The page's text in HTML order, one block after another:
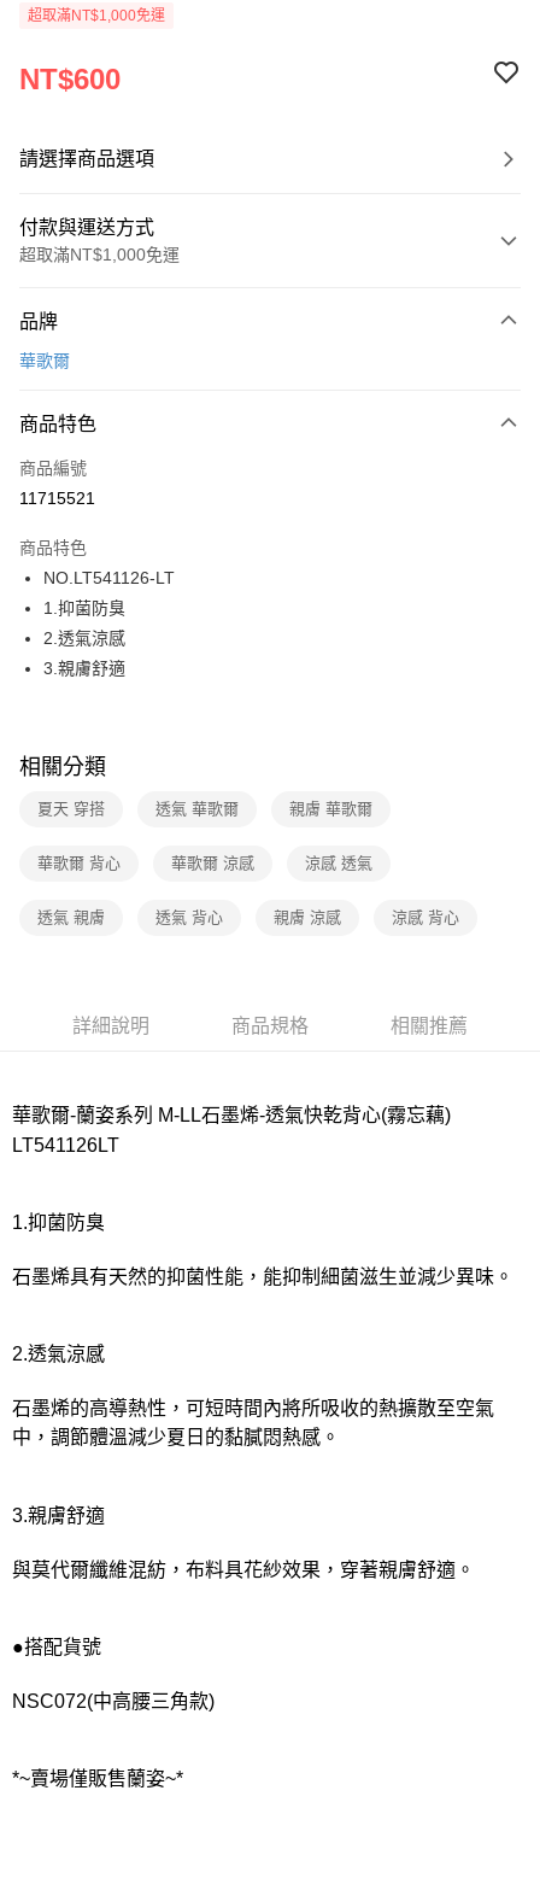
超取滿NT$1,000免運
NT$600
請選擇商品選項
付款與運送方式
超取滿NT$1,000免運
信用卡一次付款
LINE Pay
街口支付
運送方式
全家取貨付款
每筆NT$80，滿NT$1,000(含以上)免運費
7-11取貨付款
每筆NT$80，滿NT$1,000(含以上)免運費
每筆NT$80，滿NT$1,000(含以上)免運費
宅配
每筆NT$220
每筆NT$80，滿NT$1,000(含以上)免運費
品牌
華歌爾
商品特色
商品編號
11715521
商品特色
NO.LT541126-LT
1.抑菌防臭
2.透氣涼感
3.親膚舒適
相關分類
夏天 穿搭 透氣 華歌爾 親膚 華歌爾
華歌爾 背心 華歌爾 涼感 涼感 透氣
透氣 親膚 透氣 背心 親膚 涼感 涼感 背心
詳細說明 商品規格 相關推薦
華歌爾-蘭姿系列 M-LL石墨烯-透氣快乾背心(霧忘藕)
LT541126LT
1.抑菌防臭
石墨烯具有天然的抑菌性能，能抑制細菌滋生並減少異味。
2.透氣涼感
石墨烯的高導熱性，可短時間內將所吸收的熱擴散至空氣
中，調節體溫減少夏日的黏膩悶熱感。
3.親膚舒適
與莫代爾纖維混紡，布料具花紗效果，穿著親膚舒適。
●搭配貨號
NSC072(中高腰三角款)
*~賣場僅販售蘭姿~*